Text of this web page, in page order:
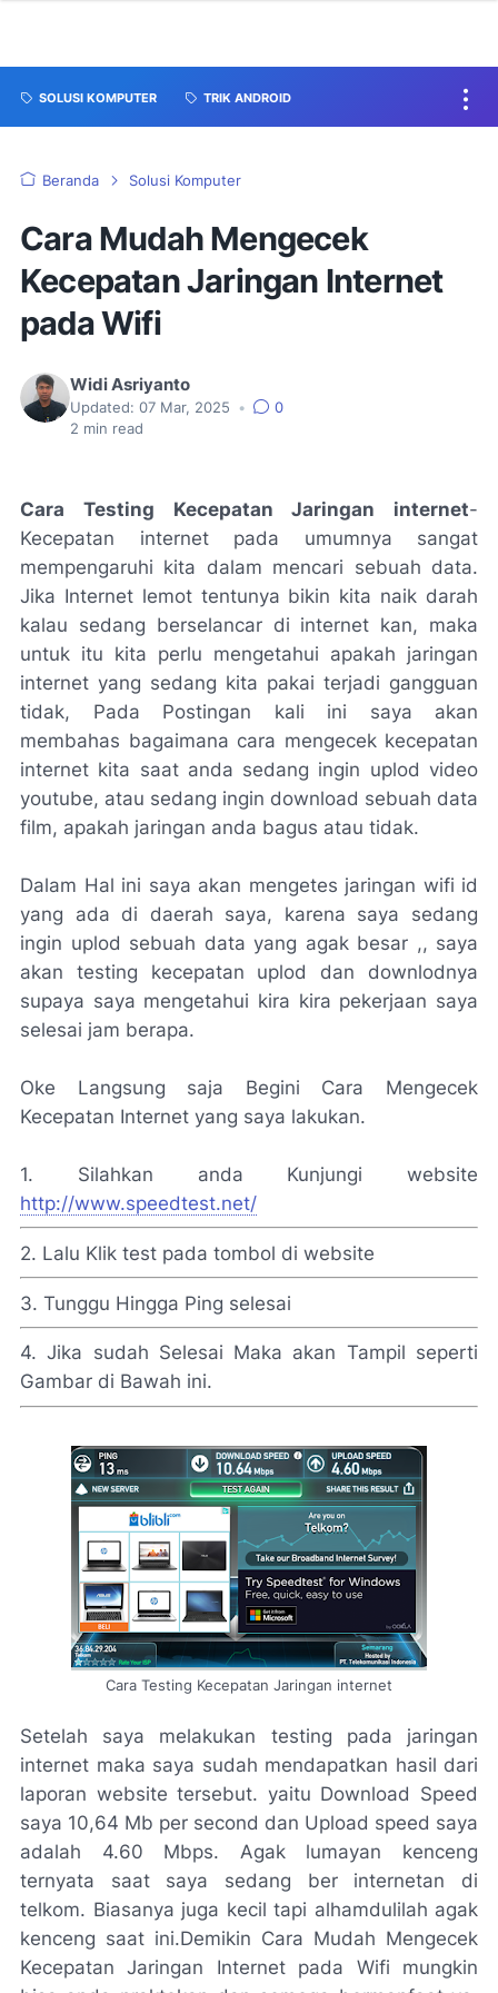
SOLUSI KOMPUTER TRIK ANDROID
Beranda Solusi Komputer
Cara Mudah Mengecek
Kecepatan Jaringan Internet
pada Wifi
Widi Asriyanto
Updated: 07 Mar, 2025 •
0
2 min read
Cara Testing Kecepatan Jaringan internet-
Kecepatan internet pada umumnya sangat
mempengaruhi kita dalam mencari sebuah data.
Jika Internet lemot tentunya bikin kita naik darah
kalau sedang berselancar di internet kan, maka
untuk itu kita perlu mengetahui apakah jaringan
internet yang sedang kita pakai terjadi gangguan
tidak, Pada Postingan kali ini saya akan
membahas bagaimana cara mengecek kecepatan
internet kita saat anda sedang ingin uplod video
youtube, atau sedang ingin download sebuah data
film, apakah jaringan anda bagus atau tidak.
Dalam Hal ini saya akan mengetes jaringan wifi id
yang ada di daerah saya, karena saya sedang
ingin uplod sebuah data yang agak besar ,, saya
akan testing kecepatan uplod dan downlodnya
supaya saya mengetahui kira kira pekerjaan saya
selesai jam berapa.
Oke Langsung saja Begini Cara Mengecek
Kecepatan Internet yang saya lakukan.
1. Silahkan anda Kunjungi website
http://www.speedtest.net/
2. Lalu Klik test pada tombol di website
3. Tunggu Hingga Ping selesai
4. Jika sudah Selesai Maka akan Tampil seperti
Gambar di Bawah ini.
Cara Testing Kecepatan Jaringan internet
Setelah saya melakukan testing pada jaringan
internet maka saya sudah mendapatkan hasil dari
laporan website tersebut. yaitu Download Speed
saya 10,64 Mb per second dan Upload speed saya
adalah 4.60 Mbps. Agak lumayan kenceng
ternyata saat saya sedang ber internetan di
telkom. Biasanya juga kecil tapi alhamdulilah agak
kenceng saat ini.Demikin Cara Mudah Mengecek
Kecepatan Jaringan Internet pada Wifi mungkin